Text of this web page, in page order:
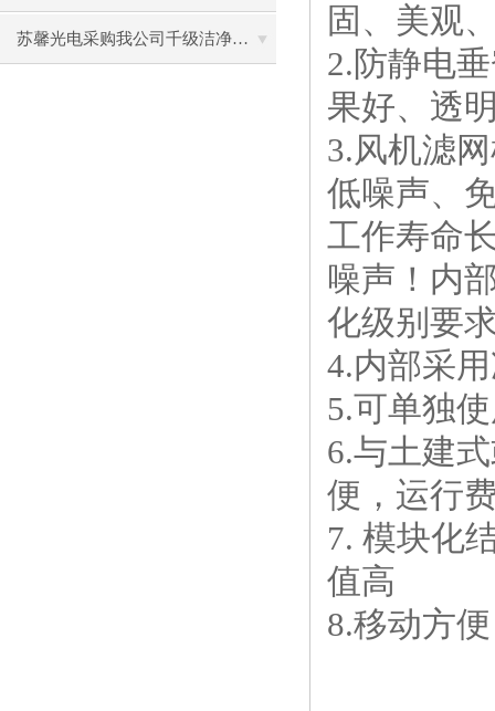
苏馨光电采购我公司千级洁净棚普通工作台一批（7月07日）已顺利交货
固、美观
2.防静电
果好、透
3.风机滤
低噪声、
工作寿命
噪声！内
化级别要
4.内部采
5.可单独
6.与土建
便，运行
7. 模块化
值高
8.移动方